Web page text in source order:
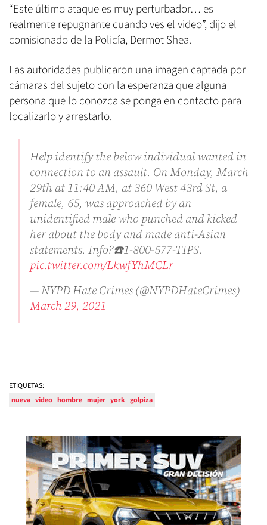
“Este último ataque es muy perturbador… es
realmente repugnante cuando ves el video”, dijo el
comisionado de la Policía, Dermot Shea.
Las autoridades publicaron una imagen captada por
cámaras del sujeto con la esperanza que alguna
persona que lo conozca se ponga en contacto para
localizarlo y arrestarlo.
Help identify the below individual wanted in
connection to an assault. On Monday, March
29th at 11:40 AM, at 360 West 43rd St, a
female, 65, was approached by an
unidentified male who punched and kicked
her about the body and made anti-Asian
statements. Info?☎️1-800-577-TIPS.
pic.twitter.com/LkwfYhMCLr
— NYPD Hate Crimes (@NYPDHateCrimes)
March 29, 2021
ETIQUETAS:
nueva video hombre mujer york golpiza